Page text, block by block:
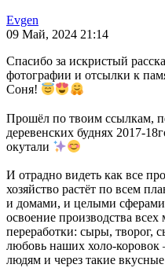
Evgen
09 Май, 2024 21:14
Спасибо за искристый
фотографии и отсылки к
Соня!
Прошёл по твоим ссылкам,
деревенских буднях 2017-
окутали
И отрадно видеть как все
хозяйство растёт по всем
и домами, и целыми
освоение производства
переработки: сыры, творог,
любовь наших холо-коровок
людям и через такие